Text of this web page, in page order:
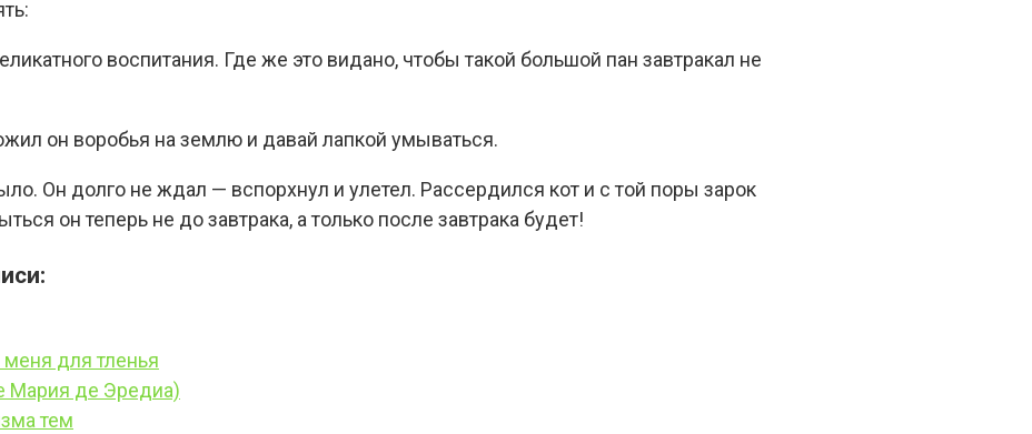
воспитания. Где же это видано, чтобы такой большой пан завтракал не
он воробья на землю и давай лапкой умываться.
Он долго не ждал — вспорхнул и улетел. Рассердился кот и с той поры зарок
он теперь не до завтрака, а только после завтрака будет!
для тленья
Мария де Эредиа)
тем